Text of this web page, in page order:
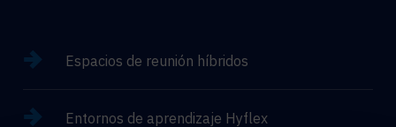
Espacios de reunión híbridos
Entornos de aprendizaje Hyflex